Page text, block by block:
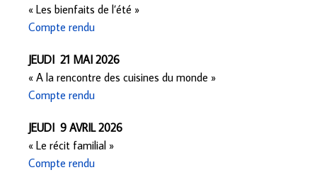
« Les bienfaits de l’été »
Compte rendu
JEUDI 21 MAI 2026
« A la rencontre des cuisines du monde »
Compte rendu
JEUDI 9 AVRIL 2026
« Le récit familial »
Compte rendu